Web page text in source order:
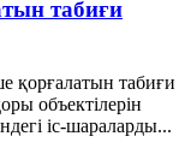
табиғи
қорғалатын табиғи
объектiлерiн
iс-шараларды...